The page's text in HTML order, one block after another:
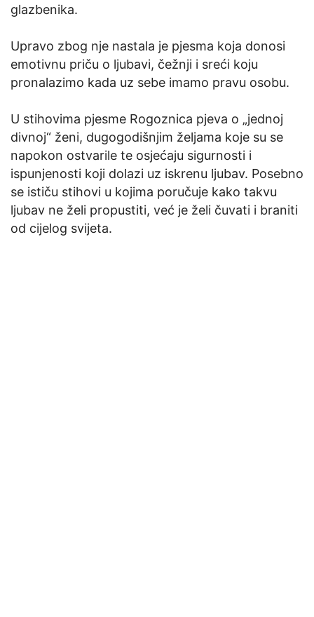
glazbenika.
Upravo zbog nje nastala je pjesma koja donosi
emotivnu priču o ljubavi, čežnji i sreći koju
pronalazimo kada uz sebe imamo pravu osobu.
U stihovima pjesme Rogoznica pjeva o „jednoj
divnoj“ ženi, dugogodišnjim željama koje su se
napokon ostvarile te osjećaju sigurnosti i
ispunjenosti koji dolazi uz iskrenu ljubav. Posebno
se ističu stihovi u kojima poručuje kako takvu
ljubav ne želi propustiti, već je želi čuvati i braniti
od cijelog svijeta.